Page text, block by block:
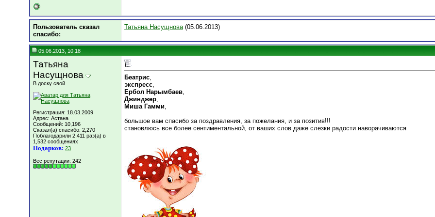
Пользователь сказал
cпасибо:
Татьяна Насущнова(05.06.2013)
05.06.2013, 10:18
Татьяна
Насущнова
В доску свой
Регистрация: 18.03.2009
Адрес: Астана
Сообщений: 10,196
Сказал(а) спасибо: 2,270
Поблагодарили 2,411 раз(а) в
1,532 сообщениях
Подарков: 23
Вес репутации: 242
Беатрис,
экспресс,
Ербол Нарымбаев,
Джинджер,
Миша Гамми,
большое вам спасибо за поздравления, за пожелания, и за позитив!!!
становлюсь все более сентиментальной, от ваших слов даже слезки радости наворачиваются